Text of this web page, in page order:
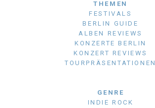
THEMEN
FESTIVALS
BERLIN GUIDE
ALBEN REVIEWS
KONZERTE BERLIN
KONZERT REVIEWS
TOURPRÄSENTATIONEN
GENRE
INDIE ROCK